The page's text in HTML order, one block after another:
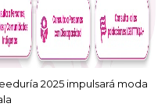
2025 impulsará moda